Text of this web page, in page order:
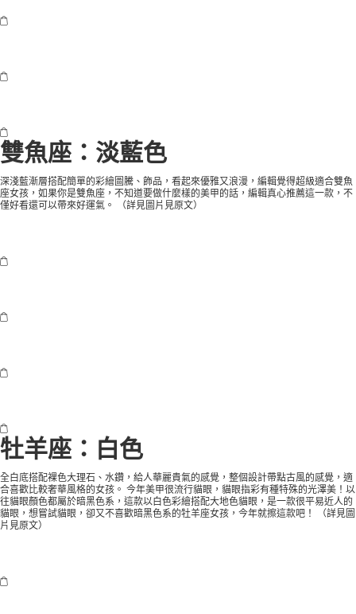
雙魚座：淡藍色
深淺藍漸層搭配簡單的彩繪圖騰、飾品，看起來優雅又浪漫，編輯覺得超級適合雙魚
座女孩，如果你是雙魚座，不知道要做什麼樣的美甲的話，編輯真心推薦這一款，不
僅好看還可以帶來好運氣。 （詳見圖片見原文）
牡羊座：白色
全白底搭配裸色大理石、水鑽，給人華麗貴氣的感覺，整個設計帶點古風的感覺，適
合喜歡比較奢華風格的女孩。 今年美甲很流行貓眼，貓眼指彩有種特殊的光澤美！以
往貓眼顏色都屬於暗黑色系，這款以白色彩繪搭配大地色貓眼，是一款很平易近人的
貓眼，想嘗試貓眼，卻又不喜歡暗黑色系的牡羊座女孩，今年就擦這款吧！ （詳見圖
片見原文）